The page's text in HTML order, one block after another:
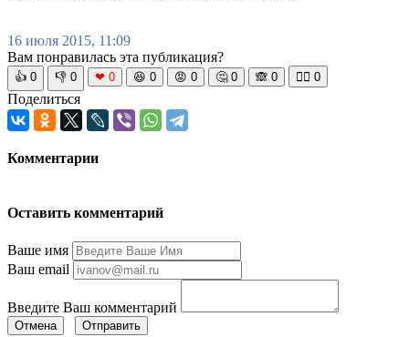
16 июля 2015, 11:09
Вам понравилась эта публикация?
👍 0 👎 0 ❤ 0 😆 0 😡 0 🤔 0 🙈 0 🧘‍♀️ 0
Поделиться
Комментарии
Оставить комментарий
Ваше имя
Ваш email
Введите Ваш комментарий
Отмена Отправить